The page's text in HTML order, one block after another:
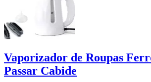
Vaporizador de Roupas
Passar Cabide